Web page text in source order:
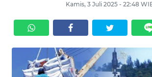
Kamis, 3 Juli 2025 - 22:48
EKUIN
SAINS-TEKNO